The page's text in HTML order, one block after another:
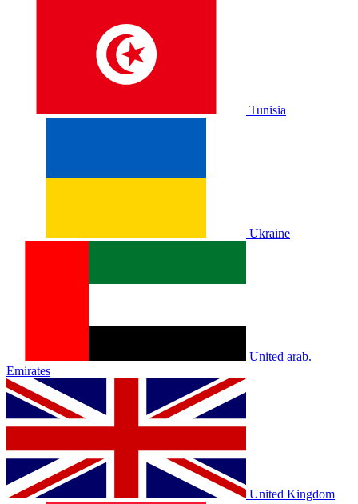
Tunisia
Ukraine
United arab.
Emirates
United Kingdom